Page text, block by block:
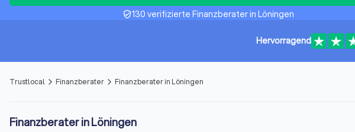
verified_user130 verifizierte Finanzberater in Löningen
Hervorragend
Trustlocal arrow_forward_ios Finanzberater arrow_forward_ios Finanzberater in Löningen
Finanzberater in Löningen